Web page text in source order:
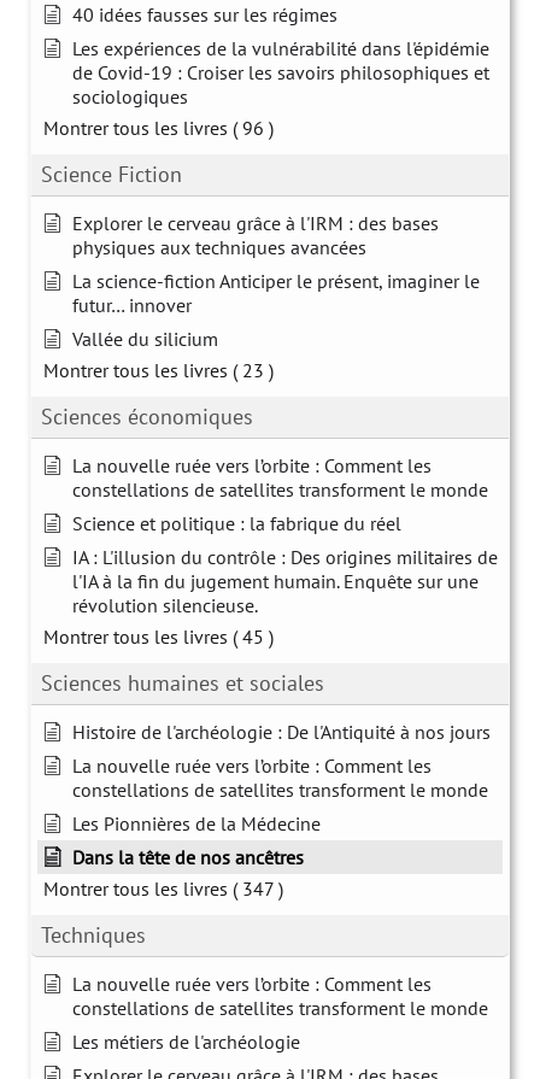
40 idées fausses sur les régimes
Les expériences de la vulnérabilité dans l'épidémie
de Covid-19 : Croiser les savoirs philosophiques et
sociologiques
Montrer tous les livres ( 96 )
Science Fiction
Explorer le cerveau grâce à l'IRM : des bases
physiques aux techniques avancées
La science-fiction Anticiper le présent, imaginer le
futur… innover
Vallée du silicium
Montrer tous les livres ( 23 )
Sciences économiques
La nouvelle ruée vers l’orbite : Comment les
constellations de satellites transforment le monde
Science et politique : la fabrique du réel
IA : L'illusion du contrôle : Des origines militaires de
l'IA à la fin du jugement humain. Enquête sur une
révolution silencieuse.
Montrer tous les livres ( 45 )
Sciences humaines et sociales
Histoire de l'archéologie : De l'Antiquité à nos jours
La nouvelle ruée vers l’orbite : Comment les
constellations de satellites transforment le monde
Les Pionnières de la Médecine
Dans la tête de nos ancêtres
Montrer tous les livres ( 347 )
Techniques
La nouvelle ruée vers l’orbite : Comment les
constellations de satellites transforment le monde
Les métiers de l'archéologie